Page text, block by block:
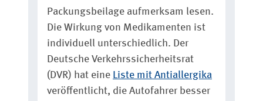
Packungsbeilage aufmerksam lesen.
Die Wirkung von Medikamenten ist
individuell unterschiedlich. Der
Deutsche Verkehrssicherheitsrat
(DVR) hat eine Liste mit Antiallergika
veröffentlicht, die Autofahrer besser